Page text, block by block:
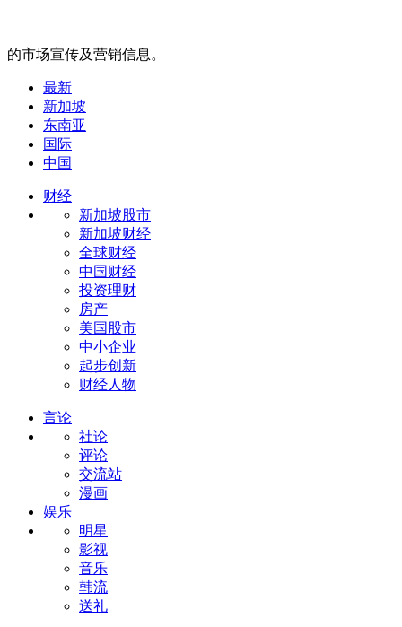
的市场宣传及营销信息。
最新
新加坡
东南亚
国际
中国
财经
新加坡股市
新加坡财经
全球财经
中国财经
投资理财
房产
美国股市
中小企业
起步创新
财经人物
言论
社论
评论
交流站
漫画
娱乐
明星
影视
音乐
韩流
送礼